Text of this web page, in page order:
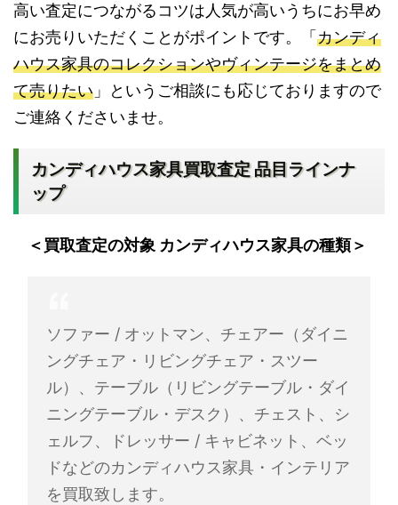
高い査定につながるコツは人気が高いうちにお早め
にお売りいただくことがポイントです。「 カンディ
ハウス家具のコレクションやヴィンテージをまとめ
て売りたい 」というご相談にも応じておりますので
ご連絡くださいませ。
カンディハウス家具買取査定 品目ラインナ
ップ
＜買取査定の対象 カンディハウス家具の種類＞
ソファー / オットマン、チェアー（ダイニ
ングチェア・リビングチェア・スツー
ル）、テーブル（リビングテーブル・ダイ
ニングテーブル・デスク）、チェスト、シ
ェルフ、ドレッサー / キャビネット、ベッ
ドなどのカンディハウス家具・インテリア
を買取致します。